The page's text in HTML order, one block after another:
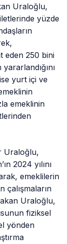
Uraloğlu,
yüzde
eden 250 bini
yurt içi ve
emeklinin
Uraloğlu,
2024 yılını
emeklilerin
çalışmaların
Uraloğlu,
fiziksel
yönden